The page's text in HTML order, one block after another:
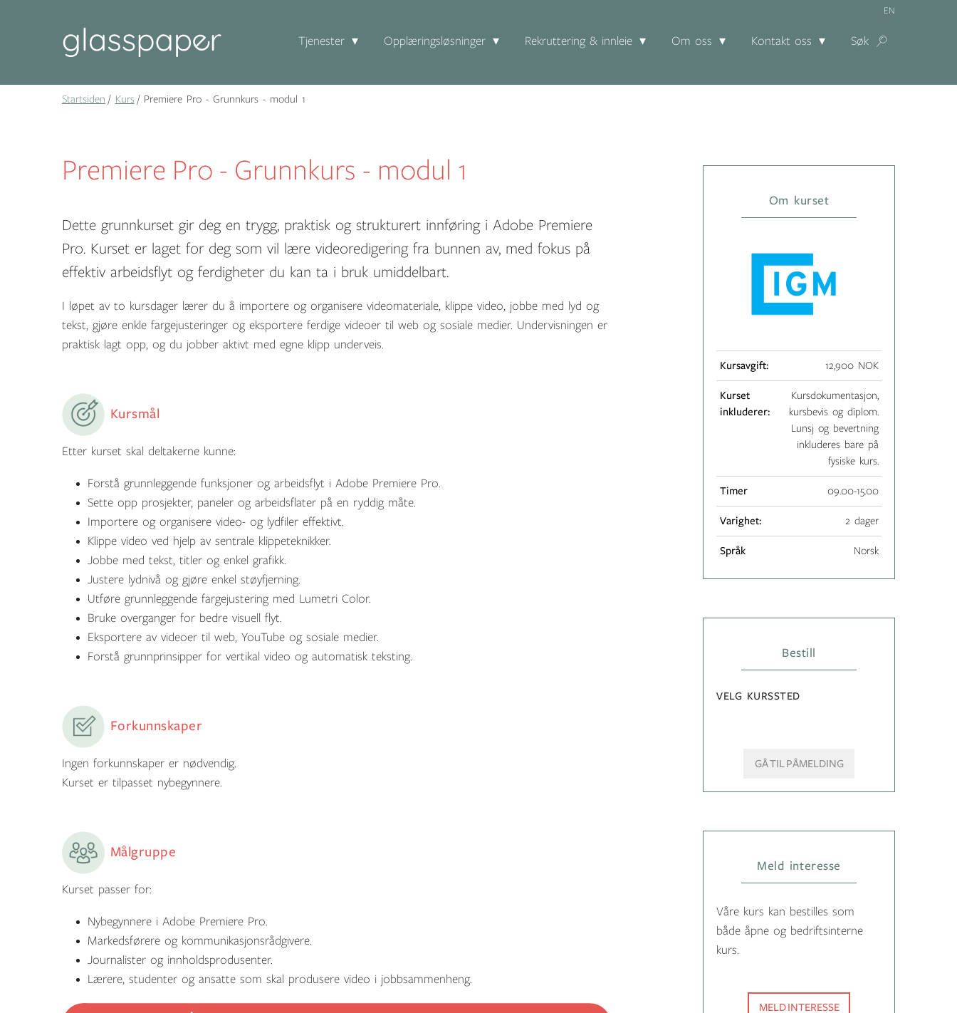
EN
Tjenester Opplæringsløsninger Rekruttering & innleie Om oss Kontakt oss Søk
Startsiden Kurs Premiere Pro - Grunnkurs - modul 1
Premiere Pro - Grunnkurs - modul 1
Dette grunnkurset gir deg en trygg, praktisk og strukturert innføring i Adobe Premiere
Pro. Kurset er laget for deg som vil lære videoredigering fra bunnen av, med fokus på
effektiv arbeidsflyt og ferdigheter du kan ta i bruk umiddelbart.
I løpet av to kursdager lærer du å importere og organisere videomateriale, klippe video, jobbe med lyd og
tekst, gjøre enkle fargejusteringer og eksportere ferdige videoer til web og sosiale medier. Undervisningen er
praktisk lagt opp, og du jobber aktivt med egne klipp underveis.
Kursmål
Etter kurset skal deltakerne kunne:
Forstå grunnleggende funksjoner og arbeidsflyt i Adobe Premiere Pro.
Sette opp prosjekter, paneler og arbeidsflater på en ryddig måte.
Importere og organisere video- og lydfiler effektivt.
Klippe video ved hjelp av sentrale klippeteknikker.
Jobbe med tekst, titler og enkel grafikk.
Justere lydnivå og gjøre enkel støyfjerning.
Utføre grunnleggende fargejustering med Lumetri Color.
Bruke overganger for bedre visuell flyt.
Eksportere av videoer til web, YouTube og sosiale medier.
Forstå grunnprinsipper for vertikal video og automatisk teksting.
Forkunnskaper
Ingen forkunnskaper er nødvendig.
Kurset er tilpasset nybegynnere.
Målgruppe
Kurset passer for:
Nybegynnere i Adobe Premiere Pro.
Markedsførere og kommunikasjonsrådgivere.
Journalister og innholdsprodusenter.
Lærere, studenter og ansatte som skal produsere video i jobbsammenheng.
Om kurset
Kursavgift: 12,900 NOK
Kurset
inkluderer:
Kursdokumentasjon,
kursbevis og diplom.
Lunsj og bevertning
inkluderes bare på
fysiske kurs.
Timer 09.00-15.00
Varighet: 2 dager
Språk Norsk
Bestill
VELG KURSSTED
GÅ TIL PÅMELDING
Meld interesse
Våre kurs kan bestilles som
både åpne og bedriftsinterne
kurs.
MELD INTERESSE